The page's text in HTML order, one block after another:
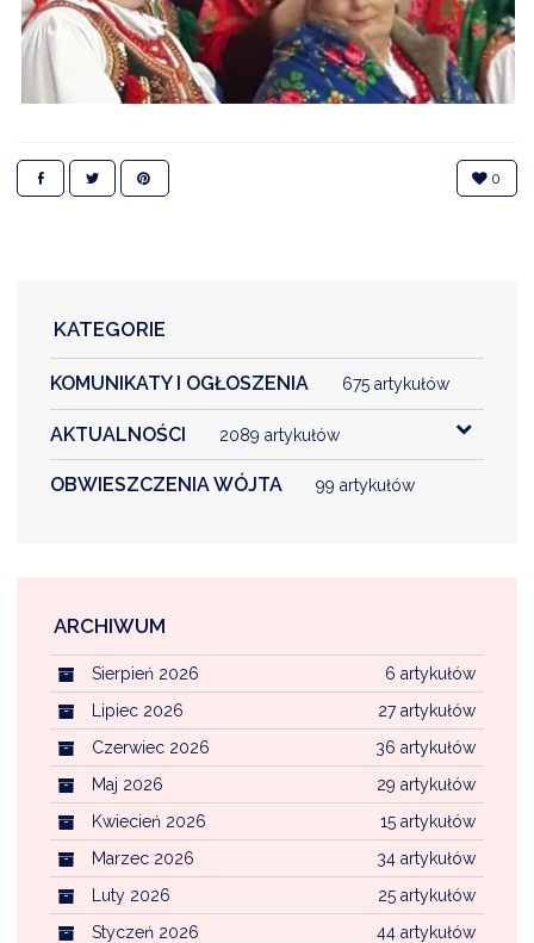
0
KATEGORIE
KOMUNIKATY I OGŁOSZENIA 675 artykułów
AKTUALNOŚCI 2089 artykułów
OBWIESZCZENIA WÓJTA 99 artykułów
ARCHIWUM
6 artykułów
Sierpień 2026
27 artykułów
Lipiec 2026
36 artykułów
Czerwiec 2026
29 artykułów
Maj 2026
15 artykułów
Kwiecień 2026
34 artykułów
Marzec 2026
25 artykułów
Luty 2026
44 artykułów
Styczeń 2026